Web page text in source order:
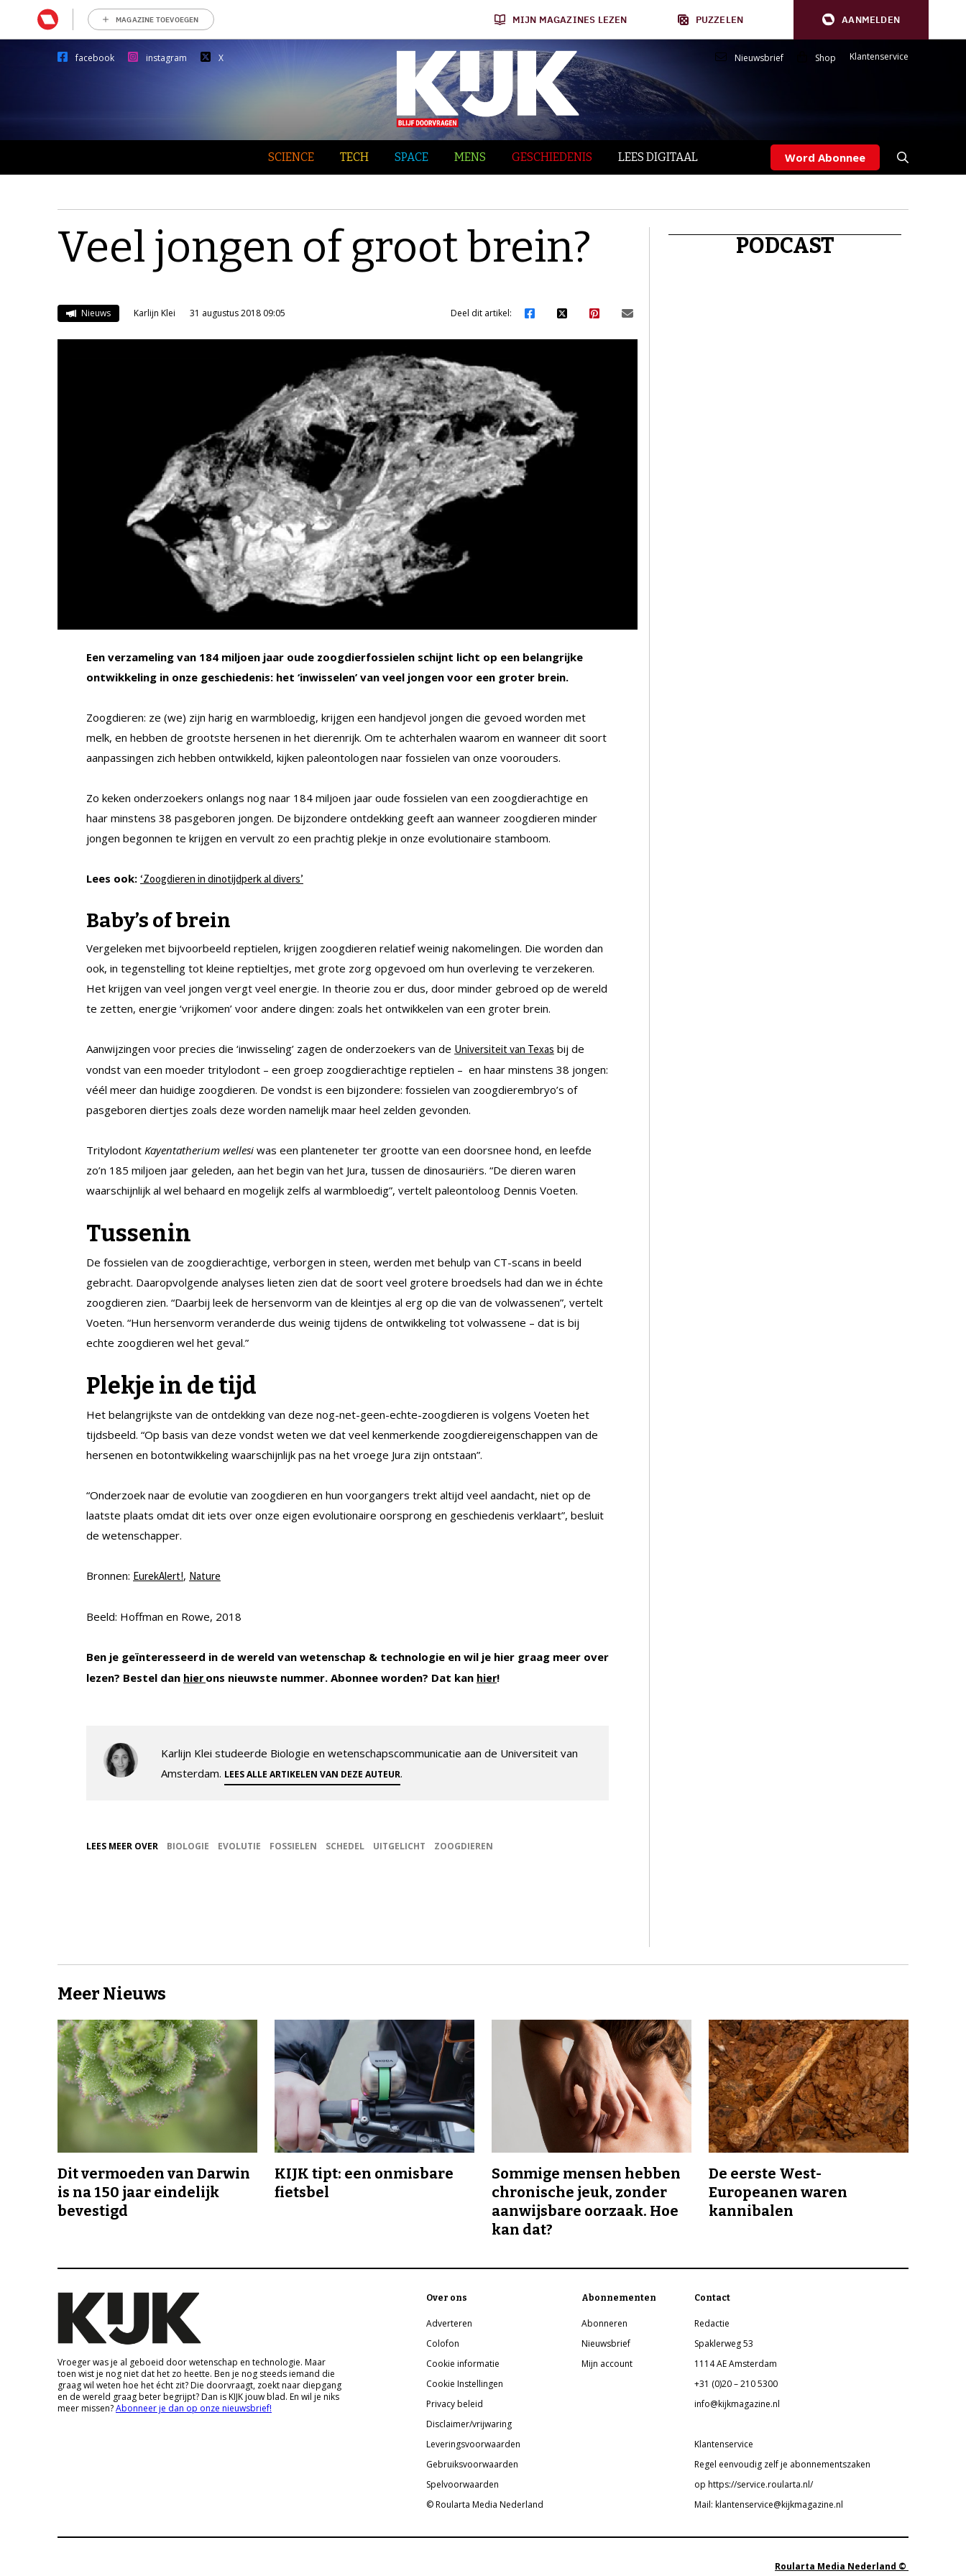
MAGAZINE TOEVOEGEN MIJN MAGAZINES LEZEN PUZZELEN AANMELDEN
facebook instagram X Nieuwsbrief Shop Klantenservice
SCIENCE TECH SPACE MENS GESCHIEDENIS LEES DIGITAAL Word Abonnee
Veel jongen of groot brein?
Nieuws Karlijn Klei 31 augustus 2018 09:05 Deel dit artikel:
Een verzameling van 184 miljoen jaar oude zoogdierfossielen schijnt licht op een belangrijke
ontwikkeling in onze geschiedenis: het ‘inwisselen’ van veel jongen voor een groter brein.
Zoogdieren: ze (we) zijn harig en warmbloedig, krijgen een handjevol jongen die gevoed worden met
melk, en hebben de grootste hersenen in het dierenrijk. Om te achterhalen waarom en wanneer dit soort
aanpassingen zich hebben ontwikkeld, kijken paleontologen naar fossielen van onze voorouders.
Zo keken onderzoekers onlangs nog naar 184 miljoen jaar oude fossielen van een zoogdierachtige en
haar minstens 38 pasgeboren jongen. De bijzondere ontdekking geeft aan wanneer zoogdieren minder
jongen begonnen te krijgen en vervult zo een prachtig plekje in onze evolutionaire stamboom.
Lees ook: ‘Zoogdieren in dinotijdperk al divers’
Baby’s of brein
Vergeleken met bijvoorbeeld reptielen, krijgen zoogdieren relatief weinig nakomelingen. Die worden dan
ook, in tegenstelling tot kleine reptieltjes, met grote zorg opgevoed om hun overleving te verzekeren.
Het krijgen van veel jongen vergt veel energie. In theorie zou er dus, door minder gebroed op de wereld
te zetten, energie ‘vrijkomen’ voor andere dingen: zoals het ontwikkelen van een groter brein.
Aanwijzingen voor precies die ‘inwisseling’ zagen de onderzoekers van de Universiteit van Texas bij de
vondst van een moeder tritylodont – een groep zoogdierachtige reptielen – en haar minstens 38 jongen:
véél meer dan huidige zoogdieren. De vondst is een bijzondere: fossielen van zoogdierembryo’s of
pasgeboren diertjes zoals deze worden namelijk maar heel zelden gevonden.
Tritylodont Kayentatherium wellesi was een planteneter ter grootte van een doorsnee hond, en leefde
zo’n 185 miljoen jaar geleden, aan het begin van het Jura, tussen de dinosauriërs. “De dieren waren
waarschijnlijk al wel behaard en mogelijk zelfs al warmbloedig”, vertelt paleontoloog Dennis Voeten.
Tussenin
De fossielen van de zoogdierachtige, verborgen in steen, werden met behulp van CT-scans in beeld
gebracht. Daaropvolgende analyses lieten zien dat de soort veel grotere broedsels had dan we in échte
zoogdieren zien. “Daarbij leek de hersenvorm van de kleintjes al erg op die van de volwassenen”, vertelt
Voeten. “Hun hersenvorm veranderde dus weinig tijdens de ontwikkeling tot volwassene – dat is bij
echte zoogdieren wel het geval.”
Plekje in de tijd
Het belangrijkste van de ontdekking van deze nog-net-geen-echte-zoogdieren is volgens Voeten het
tijdsbeeld. “Op basis van deze vondst weten we dat veel kenmerkende zoogdiereigenschappen van de
hersenen en botontwikkeling waarschijnlijk pas na het vroege Jura zijn ontstaan”.
“Onderzoek naar de evolutie van zoogdieren en hun voorgangers trekt altijd veel aandacht, niet op de
laatste plaats omdat dit iets over onze eigen evolutionaire oorsprong en geschiedenis verklaart”, besluit
de wetenschapper.
Bronnen: EurekAlert!, Nature
Beeld: Hoffman en Rowe, 2018
Ben je geïnteresseerd in de wereld van wetenschap & technologie en wil je hier graag meer over
lezen? Bestel dan hier ons nieuwste nummer. Abonnee worden? Dat kan hier!
Karlijn Klei studeerde Biologie en wetenschapscommunicatie aan de Universiteit van
Amsterdam. LEES ALLE ARTIKELEN VAN DEZE AUTEUR.
LEES MEER OVER BIOLOGIE EVOLUTIE FOSSIELEN SCHEDEL UITGELICHT ZOOGDIEREN
PODCAST
Meer Nieuws
Dit vermoeden van Darwin
is na 150 jaar eindelijk
bevestigd
KIJK tipt: een onmisbare
fietsbel
Sommige mensen hebben
chronische jeuk, zonder
aanwijsbare oorzaak. Hoe
kan dat?
De eerste West-
Europeanen waren
kannibalen
Vroeger was je al geboeid door wetenschap en technologie. Maar
toen wist je nog niet dat het zo heette. Ben je nog steeds iemand die
graag wil weten hoe het écht zit? Die doorvraagt, zoekt naar diepgang
en de wereld graag beter begrijpt? Dan is KIJK jouw blad. En wil je niks
meer missen?Abonneer je dan op onze nieuwsbrief!
Over ons
Adverteren
Colofon
Cookie informatie
Cookie Instellingen
Privacy beleid
Disclaimer/vrijwaring
Leveringsvoorwaarden
Gebruiksvoorwaarden
Spelvoorwaarden
© Roularta Media Nederland
Abonnementen
Abonneren
Nieuwsbrief
Mijn account
Contact
Redactie
Spaklerweg 53
1114 AE Amsterdam
+31 (0)20 – 210 5300
info@kijkmagazine.nl
Klantenservice
Regel eenvoudig zelf je abonnementszaken
op https://service.roularta.nl/
Mail: klantenservice@kijkmagazine.nl
Roularta Media Nederland ©